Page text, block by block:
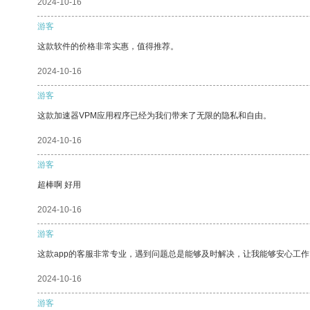
2024-10-16
游客
这款软件的价格非常实惠，值得推荐。
2024-10-16
游客
这款加速器VPM应用程序已经为我们带来了无限的隐私和自由。
2024-10-16
游客
超棒啊 好用
2024-10-16
游客
这款app的客服非常专业，遇到问题总是能够及时解决，让我能够安心工
2024-10-16
游客